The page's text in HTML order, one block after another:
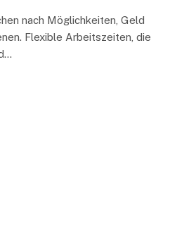
nach Möglichkeiten, Geld
Flexible Arbeitszeiten, die